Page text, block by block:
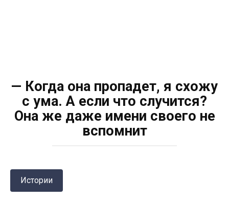
— Когда она пропадет, я схожу
с ума. А если что случится?
Она же даже имени своего не
вспомнит
Истории